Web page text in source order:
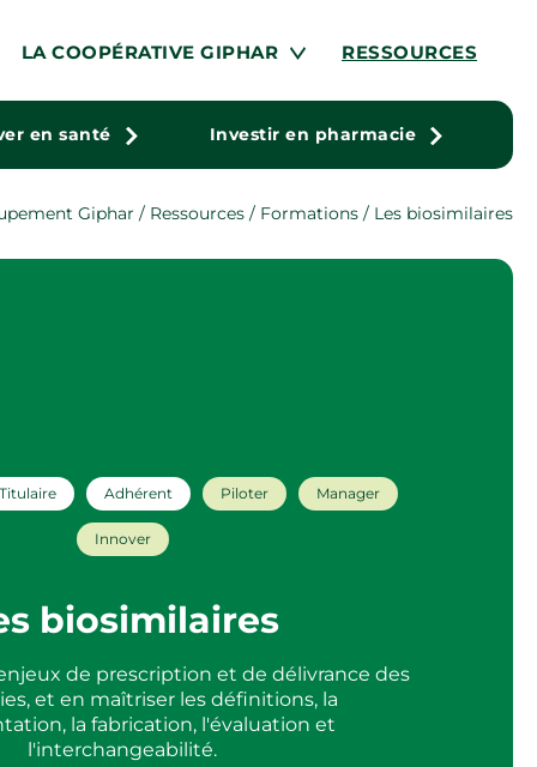
en santé Investir en pharmacie
LA COOPÉRATIVE GIPHAR RESSOURCES
Giphar / Ressources / Formations / Les biosimilaires
Titulaire Adhérent Piloter Manager
Innover
biosimilaires
de prescription et de délivrance des
et en maîtriser les définitions, la
la fabrication, l'évaluation et
l'interchangeabilité.